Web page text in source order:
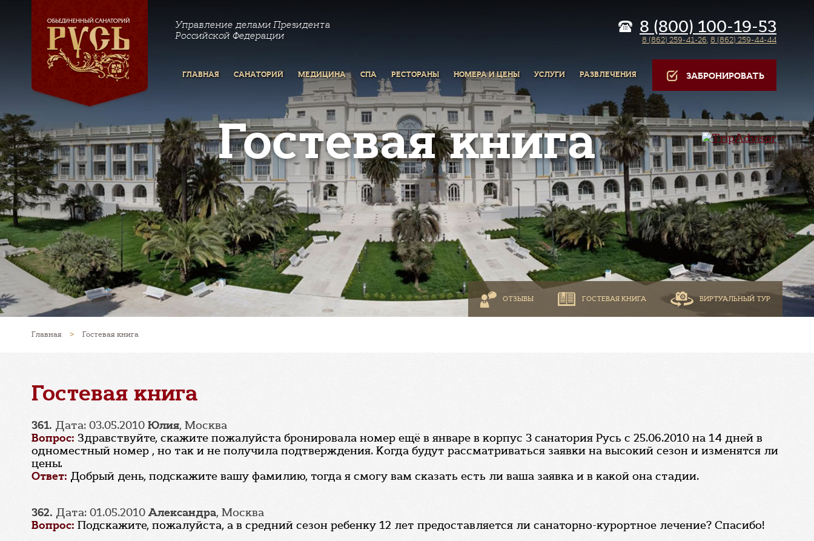
Управление делами Президента
Российской Федерации
8 (800) 100-19-53
8 (862) 259-41-26, 8 (862) 259-44-44
ГЛАВНАЯ САНАТОРИЙ МЕДИЦИНА СПА РЕСТОРАНЫ НОМЕРА И ЦЕНЫ УСЛУГИ РАЗВЛЕЧЕНИЯ ЗАБРОНИРОВАТЬ
Гостевая книга
ОТЗЫВЫ ГОСТЕВАЯ КНИГА ВИРТУАЛЬНЫЙ ТУР
Главная > Гостевая книга
Гостевая книга
361. Дата: 03.05.2010 Юлия, Москва
Вопрос: Здравствуйте, скажите пожалуйста бронировала номер ещё в январе в корпус 3 санатория Русь с 25.06.2010 на 14 дней в
одноместный номер , но так и не получила подтверждения. Когда будут рассматриваться заявки на высокий сезон и изменятся ли
цены.
Ответ: Добрый день, подскажите вашу фамилию, тогда я смогу вам сказать есть ли ваша заявка и в какой она стадии.
362. Дата: 01.05.2010Александра, Москва
Вопрос: Подскажите, пожалуйста, а в средний сезон ребенку 12 лет предоставляется ли санаторно-курортное лечение? Спасибо!